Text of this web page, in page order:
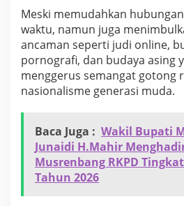
6
3
t
a
h
u
n
2
4
Meski memudahkan
waktu, namun juga
ancaman seperti judi online,
pornografi, dan budaya asing
menggerus semangat gotong
nasionalisme generasi muda.
Baca Juga : Wakil Bupati
Junaidi H.Mahir
Musrenbang RKPD
Tahun 2026